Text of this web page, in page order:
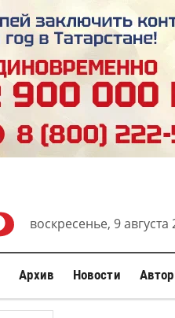
воскресенье, 9 августа
Архив Новости